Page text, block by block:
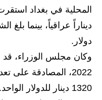
دولار.
2022، المصادقة
1320 دينار للدولار الواحد.